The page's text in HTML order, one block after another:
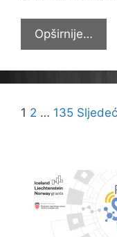
Opširnije…
u
Navigacija
1 2 … 135